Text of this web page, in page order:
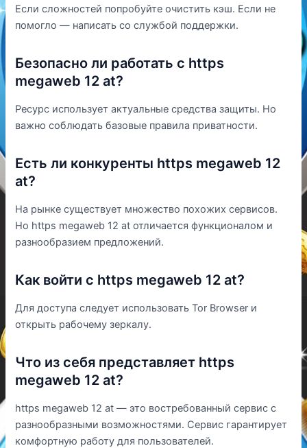
Если сложностей попробуйте очистить кэш. Если не
помогло — написать со службой поддержки.
Безопасно ли работать с https
megaweb 12 at?
Ресурс использует актуальные средства защиты. Но
важно соблюдать базовые правила приватности.
Есть ли конкуренты https megaweb 12
at?
На рынке существует множество похожих сервисов.
Но https megaweb 12 at отличается функционалом и
разнообразием предложений.
Как войти с https megaweb 12 at?
Для доступа следует использовать Tor Browser и
открыть рабочему зеркалу.
Что из себя представляет https
megaweb 12 at?
https megaweb 12 at — это востребованный сервис с
разнообразными возможностями. Сервис гарантирует
комфортную работу для пользователей.